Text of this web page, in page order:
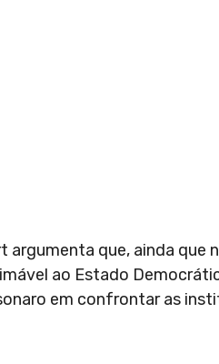
que, ainda que
ao Estado
em confrontar as